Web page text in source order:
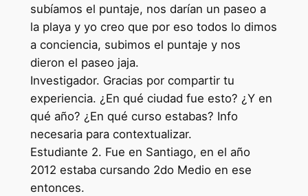
subíamos el puntaje, nos darían un paseo a
la playa y yo creo que por eso todos lo dimos
a conciencia, subimos el puntaje y nos
dieron el paseo jaja.
Investigador. Gracias por compartir tu
experiencia. ¿En qué ciudad fue esto? ¿Y en
qué año? ¿En qué curso estabas? Info
necesaria para contextualizar.
Estudiante 2. Fue en Santiago, en el año
2012 estaba cursando 2do Medio en ese
entonces.